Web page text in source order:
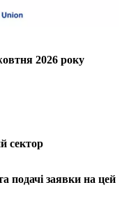
2026 року
сектор
подачі заявки на цей